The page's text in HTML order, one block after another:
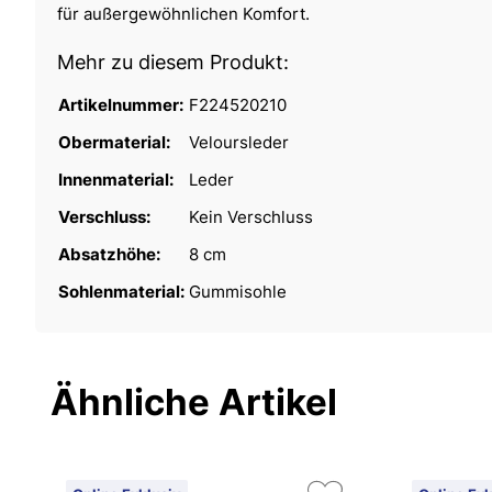
für außergewöhnlichen Komfort.
Mehr zu diesem Produkt:
Artikelnummer: F224520210
Obermaterial:
Veloursleder
Innenmaterial:
Leder
Verschluss:
Kein Verschluss
Absatzhöhe:
8 cm
Sohlenmaterial: Gummisohle
Ähnliche Artikel